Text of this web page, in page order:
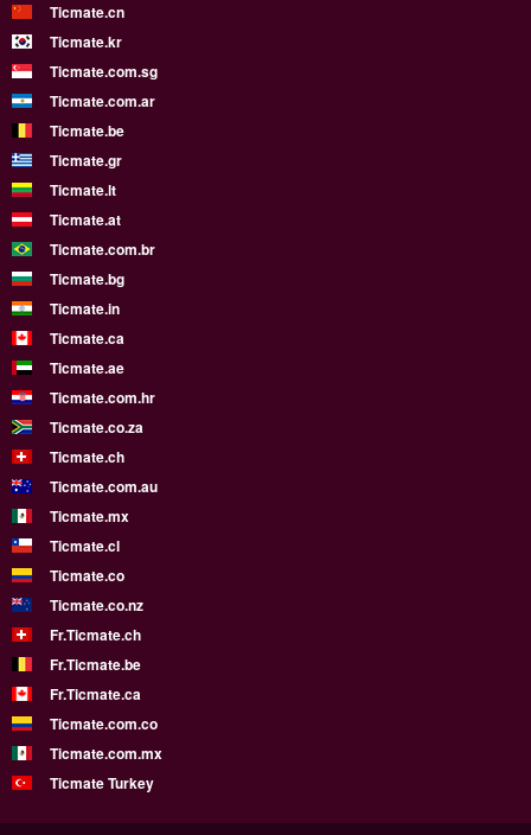
Ticmate.cn
Ticmate.kr
Ticmate.com.sg
Ticmate.com.ar
Ticmate.be
Ticmate.gr
Ticmate.lt
Ticmate.at
Ticmate.com.br
Ticmate.bg
Ticmate.in
Ticmate.ca
Ticmate.ae
Ticmate.com.hr
Ticmate.co.za
Ticmate.ch
Ticmate.com.au
Ticmate.mx
Ticmate.cl
Ticmate.co
Ticmate.co.nz
Fr.Ticmate.ch
Fr.Ticmate.be
Fr.Ticmate.ca
Ticmate.com.co
Ticmate.com.mx
Ticmate Turkey